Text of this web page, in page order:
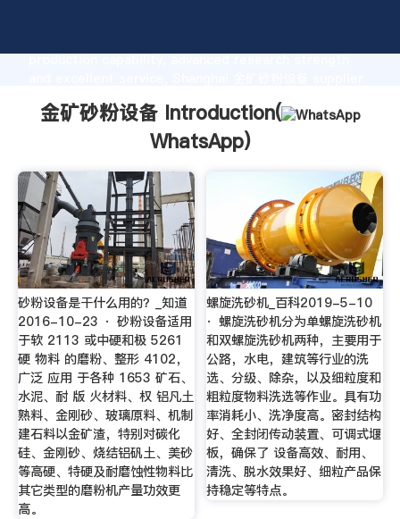
production capability, advanced research strength
金矿砂粉设备 Introduction(
WhatsApp)
砂粉设备是干什么用的？_知道
2016-10-23 · 砂粉设备适用
于软 2113 或中硬和极 5261
硬 物料 的磨粉、整形 4102，
广泛 应用 于各种 1653 矿石、
水泥、耐 版 火材料、权 铝凡土
熟料、金刚砂、玻璃原料、机制
建石料以金矿渣，特别对碳化
硅、金刚砂、烧结铝矾土、美砂
等高硬、特硬及耐磨蚀性物料比
其它类型的磨粉机产量功效更
高。
螺旋洗砂机_百科2019-5-10
· 螺旋洗砂机分为单螺旋洗砂机
和双螺旋洗砂机两种，主要用于
公路，水电，建筑等行业的洗
选、分级、除杂，以及细粒度和
粗粒度物料洗选等作业。具有功
率消耗小、洗净度高。密封结构
好、全封闭传动装置、可调式堰
板，确保了 设备高效、耐用、
清洗、脱水效果好、细粒产品保
持稳定等特点。